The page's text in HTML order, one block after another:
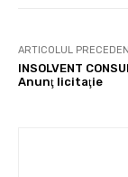
ARTICOLUL
INSOLVENT
Anunţ licitaţie